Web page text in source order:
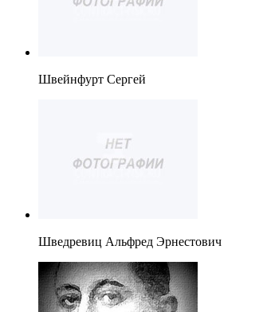
Швейнфурт Сергей
Шведревиц Альфред Эрнестович